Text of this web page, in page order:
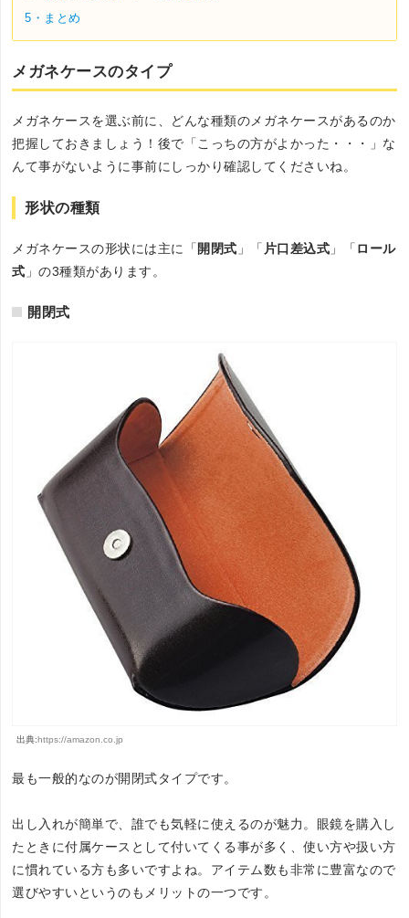
5・ まとめ
メガネケースのタイプ
メガネケースを選ぶ前に、どんな種類のメガネケースがあるのか
把握しておきましょう！後で「こっちの方がよかった・・・」な
んて事がないように事前にしっかり確認してくださいね。
形状の種類
メガネケースの形状には主に「 開閉式 」「 片口差込式 」「 ロール
式 」の3種類があります。
開閉式
出典:https://amazon.co.jp
最も一般的なのが開閉式タイプです。
出し入れが簡単で、誰でも気軽に使えるのが魅力。眼鏡を購入し
たときに付属ケースとして付いてくる事が多く、使い方や扱い方
に慣れている方も多いですよね。アイテム数も非常に豊富なので
選びやすいというのもメリットの一つです。